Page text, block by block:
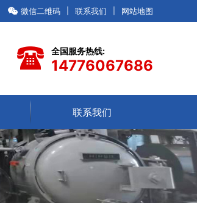
微信二维码 联系我们 网站地图
全国服务热线:
14776067686
联系我们